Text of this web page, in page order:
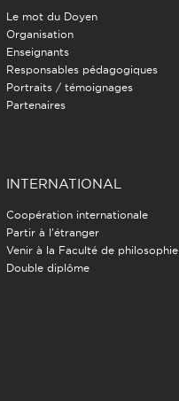
Le mot du Doyen
Organisation
Enseignants
Responsables pédagogiques
Portraits / témoignages
Partenaires
INTERNATIONAL
Coopération internationale
Partir à l'étranger
Venir à la Faculté de philosophie
Double diplôme